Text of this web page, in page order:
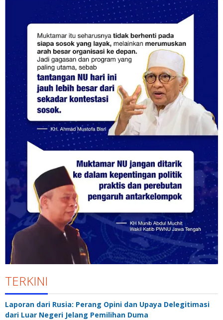
TERKINI
Laporan dari Rusia: Perang Opini dan Upaya Delegitimasi
dari Luar Negeri Jelang Pemilihan Duma